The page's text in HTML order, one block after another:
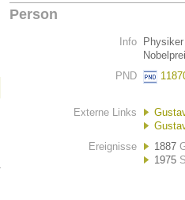
Person
Info
Physiker
PND
Externe Links
Ereignisse
1887
1975